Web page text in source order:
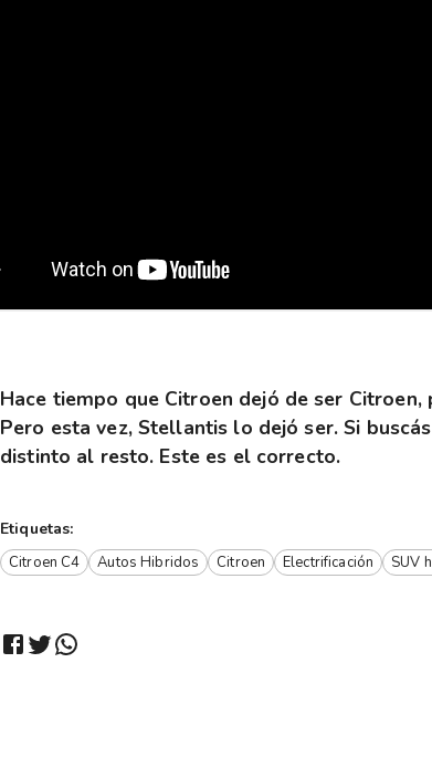
Hace tiempo que Citroen dejó de ser
Pero esta vez, Stellantis lo dejó ser. Si
distinto al resto. Este es el correcto.
Etiquetas:
Citroen C4 Autos Hibridos Citroen Electrificación SUV